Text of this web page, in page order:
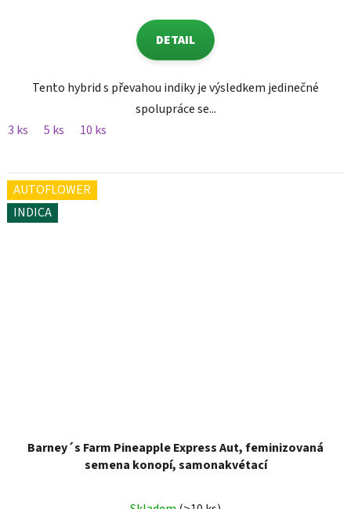
DETAIL
Tento hybrid s převahou indiky je výsledkem jedinečné
spolupráce se...
3 ks
5 ks 10 ks
AUTOFLOWER
INDICA
Barney´s Farm Pineapple Express Aut, feminizovaná
semena konopí, samonakvétací